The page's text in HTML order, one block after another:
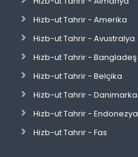
Hizb-ut Tahrir - Amerika
Hizb-ut Tahrir - Avustralya
Hizb-ut Tahrir - Bangladeş
Hizb-ut Tahrir - Belçika
Hizb-ut Tahrir - Danimarka
Hizb-ut Tahrir - Endonezya
Hizb-ut Tahrir - Fas